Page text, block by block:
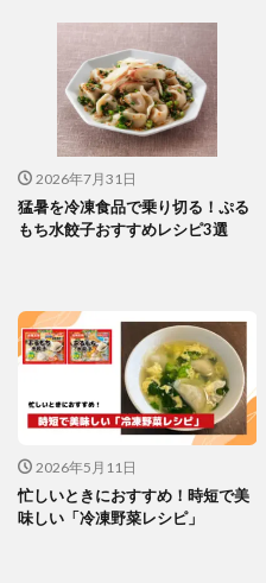
2026年7月31日
猛暑を冷凍食品で乗り切る！ぷる
もち水餃子おすすめレシピ3選
2026年5月11日
忙しいときにおすすめ！時短で美
味しい「冷凍野菜レシピ」